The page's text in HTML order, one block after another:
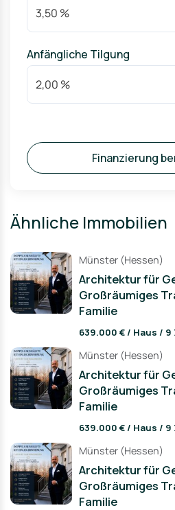
Anfängliche Tilgung
Finanzierung
Ähnliche Immobilien
Münster (Hessen)
Architektur für
Großräumiges
Familie
639.000 € / Haus / 9
Münster (Hessen)
Architektur für
Großräumiges
Familie
639.000 € / Haus / 9
Münster (Hessen)
Architektur für
Großräumiges
Familie